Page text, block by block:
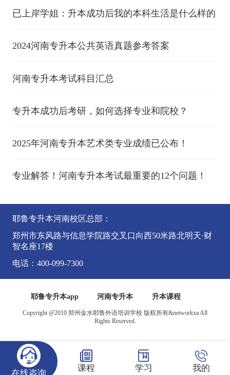
课程 学习 我的
已上岸学姐：升本成功后我的本科生活是什么样的
2024河南专升本公共英语真题参考答案
河南专升本考试科目汇总
专升本成功后考研，如何选择专业和院校？
2025年河南专升本艺术类专业成绩已公布！
专业解答！河南专升本考试最重要的12个问题！
耶鲁专升本河南校区总部：
郑州市东风路与信息学院路交叉口向西50米路北明天·财
智名座17楼
电话：400-099-7300
耶鲁专升本app 河南专升本 升本课程
Copyright @2010 郑州金水耶鲁外语培训学校 版权所有&networkxa All
Rights Reserved.